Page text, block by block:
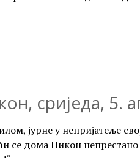
сриједа, 5.
јурне у непријатеље
се дома Никон